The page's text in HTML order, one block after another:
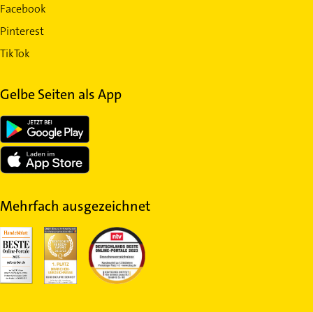
Facebook
Pinterest
TikTok
Gelbe Seiten als App
Mehrfach ausgezeichnet